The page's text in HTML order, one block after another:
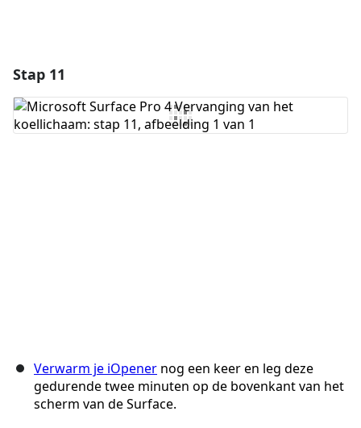
Stap 11
Verwarm je iOpener nog een keer en leg deze
gedurende twee minuten op de bovenkant van het
scherm van de Surface.